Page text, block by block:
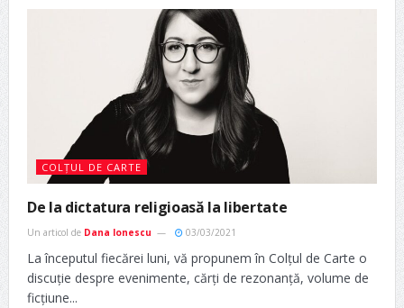
COLȚUL DE CARTE
De la dictatura religioasă la libertate
Un articol de Dana Ionescu 03/03/2021
La începutul fiecărei luni, vă propunem în Colțul de Carte o
discuție despre evenimente, cărți de rezonanță, volume de
ficțiune...